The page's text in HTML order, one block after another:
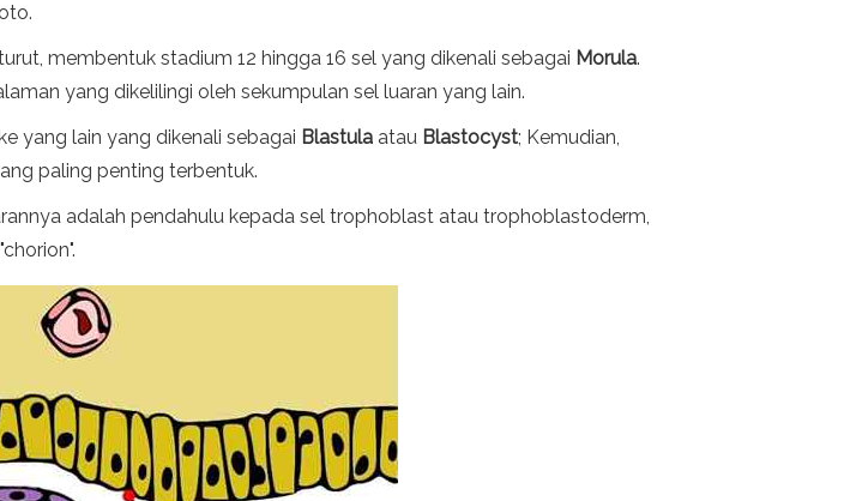
membentuk stadium 12 hingga 16 sel yang dikenali sebagai Morula.
yang dikelilingi oleh sekumpulan sel luaran yang lain.
yang lain yang dikenali sebagai Blastula atau Blastocyst; Kemudian,
paling penting terbentuk.
adalah pendahulu kepada sel trophoblast atau trophoblastoderm,